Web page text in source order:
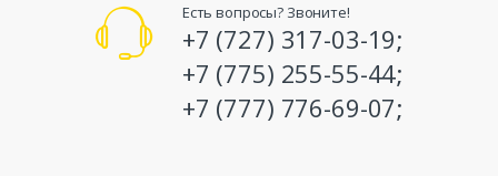
Есть вопросы? Звоните!
+7 (727) 317-03-19;
+7 (775) 255-55-44;
+7 (777) 776-69-07;